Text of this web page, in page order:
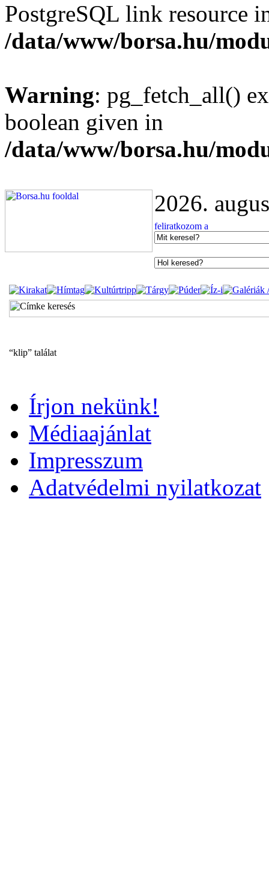
PostgreSQL link resource
/data/www/borsa.hu/
Warning: pg_fetch_all()
boolean given in
/data/www/borsa.hu/
2026.
“klip” találat
Írjon nekünk!
Médiaajánlat
Impresszum
Adatvédelmi nyilatkozat